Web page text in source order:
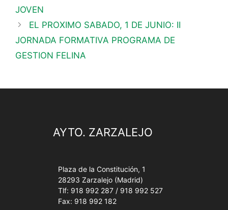
JOVEN
EL PROXIMO SABADO, 1 DE JUNIO: II
JORNADA FORMATIVA PROGRAMA DE
GESTION FELINA
AYTO. ZARZALEJO
Plaza de la Constitución, 1
28293 Zarzalejo (Madrid)
Tlf: 918 992 287 / 918 992 527
Fax: 918 992 182